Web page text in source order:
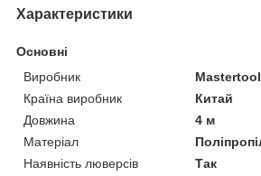
Характеристики
Основні
Виробник
Mastertool
Країна виробник
Китай
Довжина
4 м
Матеріал
Наявність люверсів
Так